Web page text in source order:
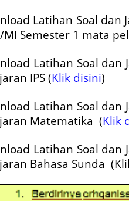
Latihan Soal dan
MI Semester 1 mata
Latihan Soal dan
IPS (Klik disini)
Latihan Soal dan
Matematika (Klik
Latihan Soal dan
Bahasa Sunda